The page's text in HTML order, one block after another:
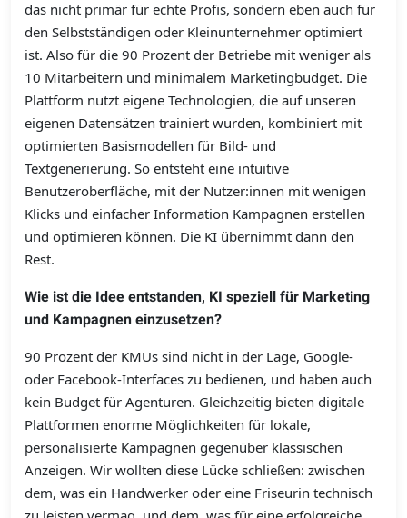
das nicht primär für echte Profis, sondern eben auch für
den Selbstständigen oder Kleinunternehmer optimiert
ist. Also für die 90 Prozent der Betriebe mit weniger als
10 Mitarbeitern und minimalem Marketing­budget. Die
Plattform nutzt eigene Technolo­gien, die auf unseren
eigenen Datensätzen trainiert wurden, kombiniert mit
optimierten Basismodellen für Bild- und
Textgenerierung. So entsteht eine intuitive
Benutzeroberfläche, mit der Nutzer:innen mit wenigen
Klicks und einfacher Information Kampagnen erstellen
und optimieren können. Die KI übernimmt dann den
Rest.
Wie ist die Idee entstanden, KI speziell für Marketing
und Kampagnen einzusetzen?
90 Prozent der KMUs sind nicht in der Lage, Google-
oder Facebook-Interfaces zu bedienen, und haben auch
kein Budget für Agenturen. Gleichzeitig bieten digitale
Plattformen enorme Möglichkeiten für lokale,
personalisierte Kampagnen gegenüber klassischen
Anzeigen. Wir wollten diese Lücke schließen: zwischen
dem, was ein Handwerker oder eine Friseurin technisch